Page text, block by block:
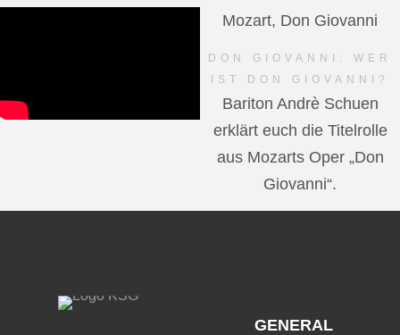
Mozart, Don Giovanni
DON GIOVANNI: WER
IST DON GIOVANNI?
Bariton Andrè Schuen
erklärt euch die Titelrolle
aus Mozarts Oper „Don
Giovanni“.
GENERAL